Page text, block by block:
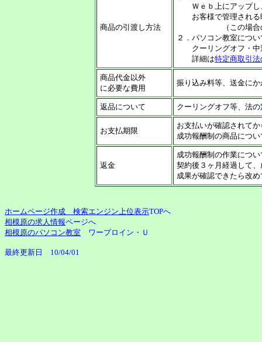
商品の引渡し方法
Ｗｅｂ上にアップし
お客様で管理される
（この場合の送料
２．パソコン教室につい
クーリングオフ・中
詳細は特定商取引
商品代金以外
に必要な費用
振り込み料等、送金に
返品について クーリングオフ等、法
お支払期限
お支払いが確認されて
成功報酬制の商品につ
返金
成功報酬制の作業につ
契約後３ヶ月経過して
成果が確認できたら改
ホームページ作成 検索エンジン上位表示TOPへ
相模原の求人情報ページへ
相模原のパソコン教室 ワープロイン・Ｕ
最終更新日 10/04/01